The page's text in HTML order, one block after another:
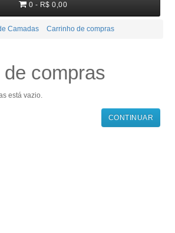
0 - R$ 0,00
Camadas Carrinho de compras
compras
está vazio.
CONTINUAR